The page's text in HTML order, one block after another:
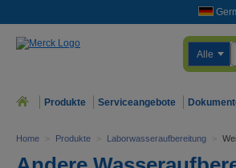
Alle
Produkte Serviceangebote
Home > Produkte > Laborwasseraufbereitung >